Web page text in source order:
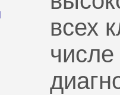
всех